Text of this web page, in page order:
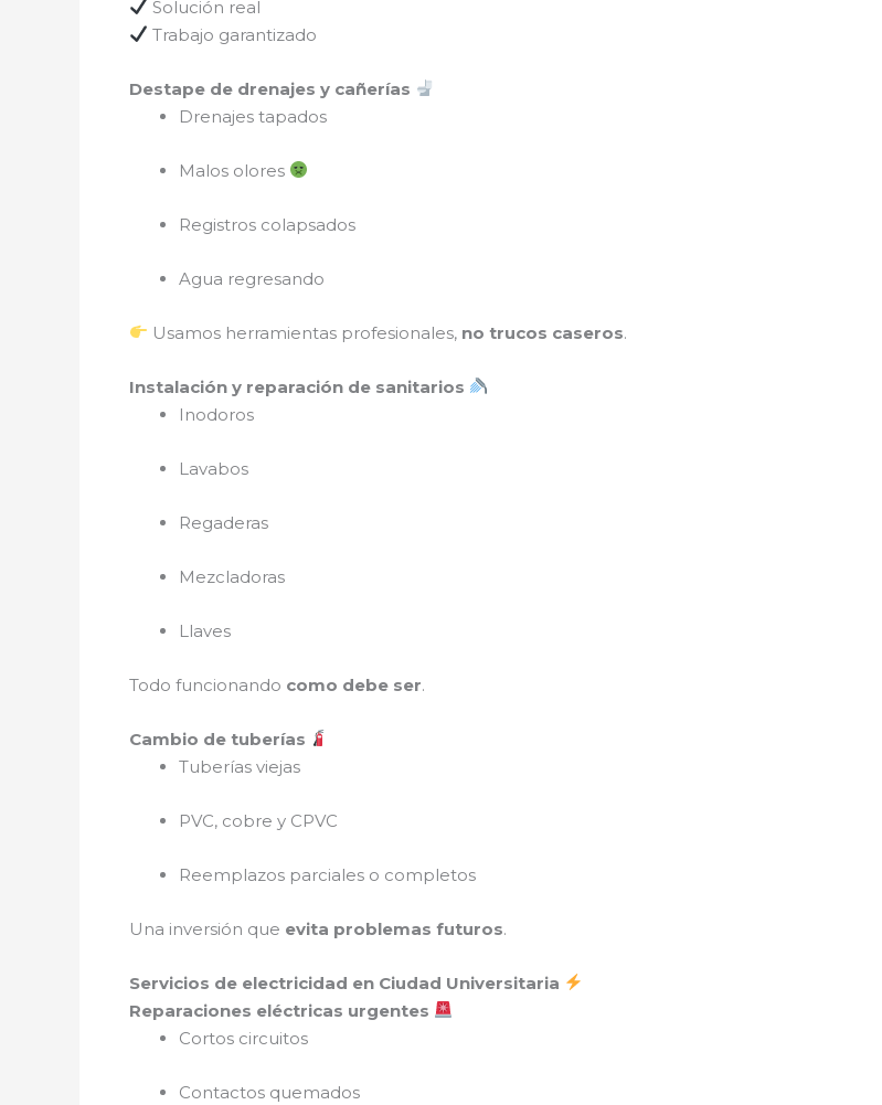
Solución real
Trabajo garantizado
Destape de drenajes y cañerías
Drenajes tapados
Malos olores
Registros colapsados
Agua regresando
Usamos herramientas profesionales, no trucos caseros.
Instalación y reparación de sanitarios
Inodoros
Lavabos
Regaderas
Mezcladoras
Llaves
Todo funcionando como debe ser.
Cambio de tuberías
Tuberías viejas
PVC, cobre y CPVC
Reemplazos parciales o completos
Una inversión que evita problemas futuros.
Servicios de electricidad en Ciudad Universitaria
Reparaciones eléctricas urgentes
Cortos circuitos
Contactos quemados